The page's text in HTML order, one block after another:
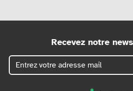
Recevez notre